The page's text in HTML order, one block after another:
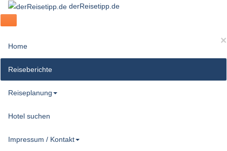
derReisetipp.de
×
Home
Reiseberichte
Reiseplanung
Hotel suchen
Impressum / Kontakt